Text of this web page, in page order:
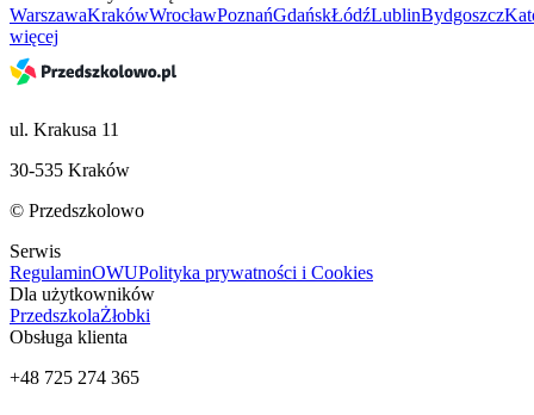
WarszawaKrakówWrocławPoznańGdańskŁódźLublinBydgoszcz
więcej
ul. Krakusa 11
30-535 Kraków
© Przedszkolowo
Serwis
RegulaminOWUPolityka prywatności i Cookies
Dla użytkowników
PrzedszkolaŻłobki
Obsługa klienta
+48 725 274 365